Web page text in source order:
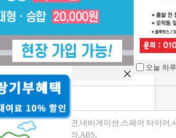
타렉스-2020
승합(RV)
가죽시트,금연,네비게이션,스페어 타이어
서,후방카메라,ABS,
오늘 하